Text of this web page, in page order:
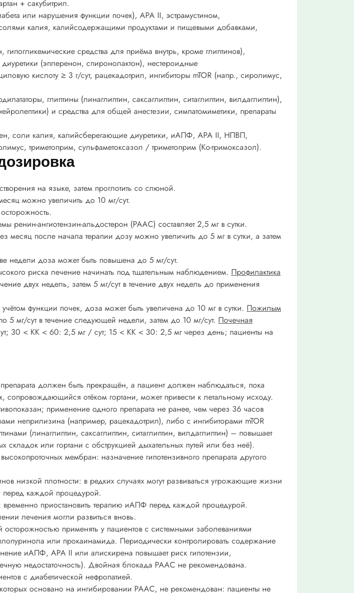
+ сакубитрил.
или нарушения функции почек), АРА II, эстрамустином,
калия, калийсодержащими продуктами и пищевыми добавками,
гипогликемические средства для приёма внутрь, кроме глиптинов),
(эплеренон, спиронолактон), нестероидные
кислоту ≥ 3 г/сут, рацекадотрил, ингибиторы mTOR (напр., сиролимус,
глиптины (линаглиптин, саксаглиптин, ситаглиптин, вилдаглиптин),
и средства для общей анестезии, симпатомиметики, препараты
соли калия, калийсберегающие диуретики, иАПФ, АРА II, НПВП,
триметоприм, сульфаметоксазол / триметоприм (Ко-тримоксазол).
на языке, затем проглотить со слюной.
можно увеличить до 10 мг/сут.
ренин-ангиотензин-альдостерон (РААС) составляет 2,5 мг в сутки.
месяц после начала терапии дозу можно увеличить до 5 мг в сутки, а затем
недели доза может быть повышена до 5 мг/сут.
риска лечение начинать под тщательным наблюдением. Профилактика
двух недель, затем 5 мг/сут в течение двух недель до применения
функции почек, доза может быть увеличена до 10 мг в сутки. Пожилым
5 мг/сут в течение следующей недели, затем до 10 мг/сут. Почечная
30 < КК < 60: 2,5 мг / сут; 15 < КК < 30: 2,5 мг через день; пациенты на
должен быть прекращён, а пациент должен наблюдаться, пока
сопровождающийся отёком гортани, может привести к летальному исходу.
применение одного препарата не ранее, чем через 36 часов
неприлизина (например, рацекадотрил), либо с ингибиторами mTOR
(линаглиптин, саксаглиптин, ситаглиптин, вилдаглиптин) – повышает
складок или гортани с обструкцией дыхательных путей или без неё).
мембран: назначение гипотензивного препарата другого
низкой плотности: в редких случаях могут развиваться угрожающие жизни
каждой процедурой.
временно приостановить терапию иАПФ перед каждой процедурой.
лечения могли развиться вновь.
осторожностью применять у пациентов с системными заболеваниями
или прокаинамида. Периодически контролировать содержание
иАПФ, АРА II или алискирена повышает риск гипотензии,
недостаточность). Двойная блокада РААС не рекомендована.
с диабетической нефропатией.
основано на ингибировании РААС, не рекомендован: пациенты не